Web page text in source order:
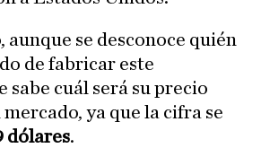
se desconoce quién
de fabricar este
sabe cuál será su precio
ya que la cifra se
dólares.